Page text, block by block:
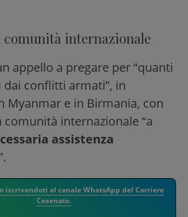
comunità internazionale
appello a pregare per “quanti
conflitti armati”, in
Myanmar e in Birmania, con
comunità internazionale “a
assistenza
iscrivendoti al canale WhatsApp del Corriere
Cesenate.